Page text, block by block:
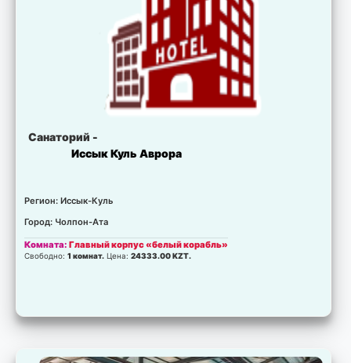
Санаторий -
Иссык Куль Аврора
Регион: Иссык-Куль
Город: Чолпон-Ата
Комната:Главный корпус «белый корабль»
Свободно:1 комнат. Цена:24333.00 KZT.